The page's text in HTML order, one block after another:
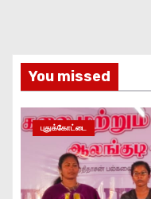
You missed
புதுக்கோட்டை